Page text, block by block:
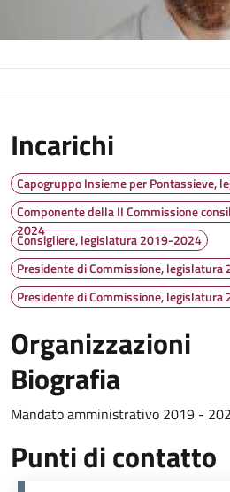
Incarichi
Capogruppo Insieme per Pontassieve,
Componente della II Commissione
2024
Consigliere, legislatura 2019-2024
Presidente di Commissione,
Presidente di Commissione,
Organizzazioni
Biografia
Mandato amministrativo 2019 -
Punti di contatto